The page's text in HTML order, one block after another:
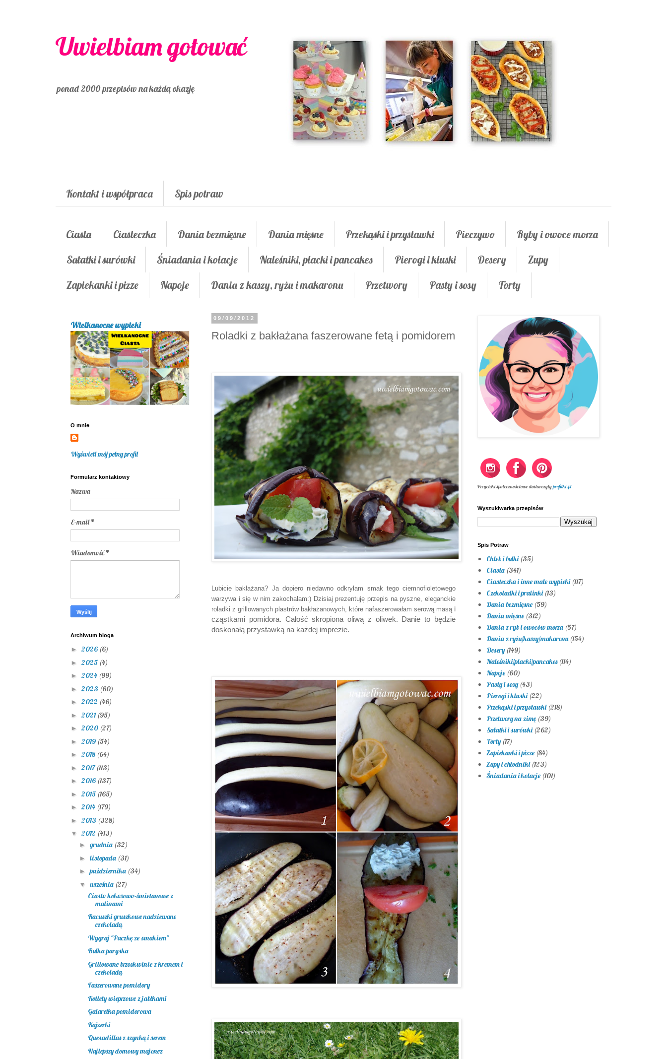
Uwielbiam gotować
ponad 2000 przepisów na każdą okazję
Kontakt i współpraca Spis potraw
Ciasta Ciasteczka Dania bezmięsne Dania mięsne Przekąski i przystawki Pieczywo
Ryby i owoce morza
Sałatki i surówki
Śniadania i kolacje Naleśniki, placki i pancakes Pierogi i kluski Desery
Zupy
Zapiekanki i pizze
Napoje Dania z kaszy, ryżu i makaronu Przetwory Pasty i sosy Torty
09/09/2012
Roladki z bakłażana faszerowane fetą i pomidorem
Lubicie bakłażana? Ja dopiero niedawno odkryłam smak tego ciemnofioletowego
warzywa i się w nim zakochałam:) Dzisiaj prezentuję przepis na pyszne, eleganckie
roladki z grillowanych plastrów bakłażanowych, które nafaszerowałam serową masą i
cząstkami pomidora. Całość skropiona oliwą z oliwek. Danie to będzie
doskonałą przystawką na każdej imprezie.
Wielkanocne wypieki
O mnie
Wyświetl mój pełny profil
Formularz kontaktowy
Nazwa
E-mail*
Wiadomość*
Archiwum bloga
► 2026 (6)
► 2025 (4)
► 2024 (99)
► 2023 (60)
► 2022 (46)
► 2021 (95)
► 2020 (27)
► 2019 (54)
► 2018 (64)
► 2017(113)
► 2016 (137)
► 2015 (165)
► 2014 (179)
► 2013 (328)
▼ 2012 (413)
► grudnia (32)
► listopada (31)
►października (34)
▼ września (27)
Ciasto kokosowo-śmietanowe z
malinami
Racuszki gruszkowe nadziewane
czekoladą
Wygraj "Paczkę ze smakiem"
Bułka paryska
Grillowane brzoskwinie z kremem i
czekoladą
Faszerowane pomidory
Kotlety wieprzowe z jabłkami
Galaretka pomidorowa
Kajzerki
Quesadillas z szynką i serem
Najlepszy domowy majonez
Przyciski społecznościowe dostarczyłyprofilki.pl
Wyszukiwarka przepisów
Spis Potraw
Chleb i bułki (35)
Ciasta (341)
Ciasteczka i inne małe wypieki (117)
Czekoladki i pralinki (13)
Dania bezmięsne (59)
Dania mięsne (312)
Dania z ryb i owoców morza (57)
Dania z ryżu/kaszy/makaronu (154)
Desery (149)
Naleśniki/placki/pancakes (114)
Napoje (60)
Pasty i sosy (43)
Pierogi i kluski (22)
Przekąski i przystawki (218)
Przetwory na zimę (39)
Sałatki i surówki (262)
Torty (17)
Zapiekanki i pizze (84)
Zupy i chłodniki (123)
Śniadania i kolacje (101)